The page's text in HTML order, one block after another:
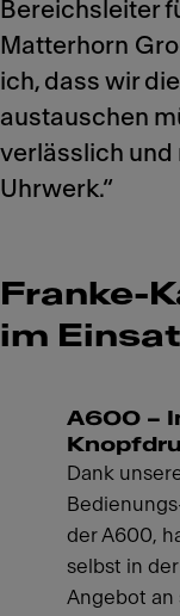
Bereichsleiter
Matterhorn
ich, dass wir
austauschen
verlässlich und
Uhrwerk.“
Franke-
im
A600 –
Dank
der A600,
selbst in
Angebot an